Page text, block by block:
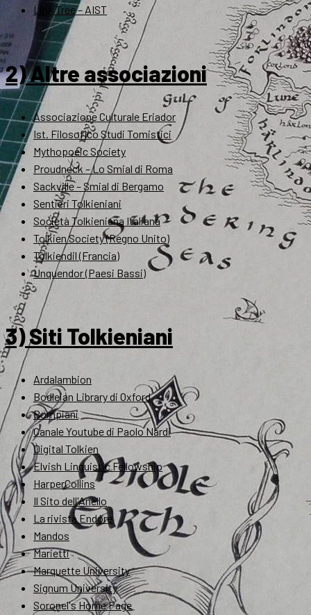
Link Tree – AIST
2) Altre associazioni
Associazione Culturale Eriador
Ist. Filosofico Studi Tomistici
Mythopoeic Society
Proudneck – Lo Smial di Roma
Sackville – Smial di Bergamo
Sentieri Tolkieniani
Società Tolkieniana Italiana
Tolkien Society (Regno Unito)
Tolkiendil (Francia)
Unquendor (Paesi Bassi)
3) Siti Tolkieniani
Ardalambion
Bodleian Library di Oxford
Bompiani
Canale Youtube di Paolo Nardi
Digital Tolkien
Elvish Linguistic Fellowship
HarperCollins
Il Sito dell'Anello
La rivista Endóre
Mandos
Marietti
Marquette University
Signum University
Soronel's Home Page